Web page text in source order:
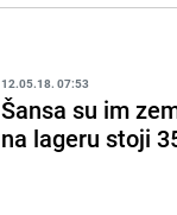
12.05.18. 07:53
Šansa su im
na lageru stoji